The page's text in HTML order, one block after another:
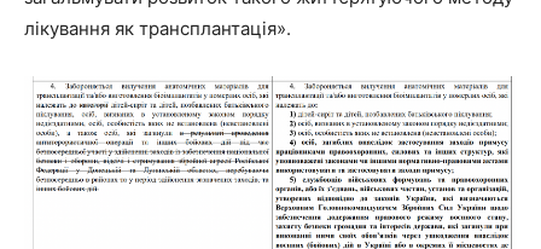
лікування як трансплантація».